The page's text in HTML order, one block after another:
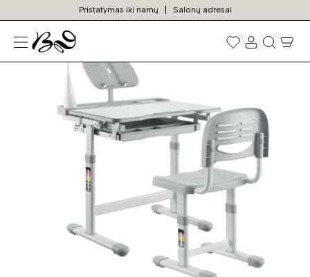
Pristatymas iki namų Salonų adresai
Prekių
paieška
N
TURIME SANDĖLYJE